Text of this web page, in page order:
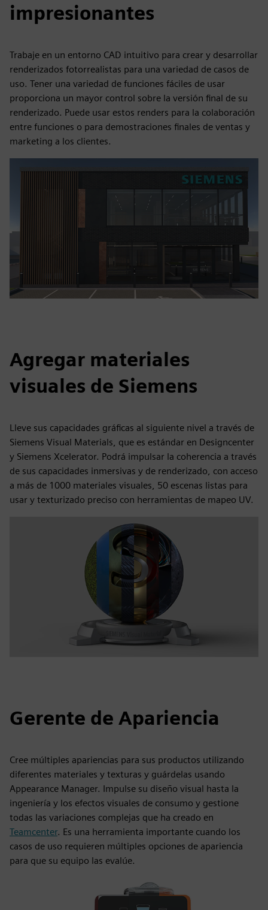
impresionantes
Trabaje en un entorno CAD intuitivo para crear y desarrollar
renderizados fotorrealistas para una variedad de casos de
uso. Tener una variedad de funciones fáciles de usar
proporciona un mayor control sobre la versión final de su
renderizado. Puede usar estos renders para la colaboración
entre funciones o para demostraciones finales de ventas y
marketing a los clientes.
Agregar materiales
visuales de Siemens
Lleve sus capacidades gráficas al siguiente nivel a través de
Siemens Visual Materials, que es estándar en Designcenter
y Siemens Xcelerator. Podrá impulsar la coherencia a través
de sus capacidades inmersivas y de renderizado, con acceso
a más de 1000 materiales visuales, 50 escenas listas para
usar y texturizado preciso con herramientas de mapeo UV.
Gerente de Apariencia
Cree múltiples apariencias para sus productos utilizando
diferentes materiales y texturas y guárdelas usando
Appearance Manager. Impulse su diseño visual hasta la
ingeniería y los efectos visuales de consumo y gestione
todas las variaciones complejas que ha creado en
Teamcenter. Es una herramienta importante cuando los
casos de uso requieren múltiples opciones de apariencia
para que su equipo las evalúe.